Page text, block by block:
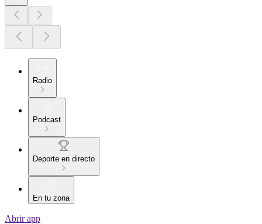
Radio
Podcast
Deporte en directo
En tu zona
Abrir app